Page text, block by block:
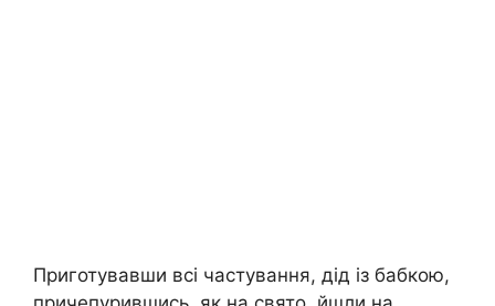
Приготувавши всі частування, дід із бабкою,